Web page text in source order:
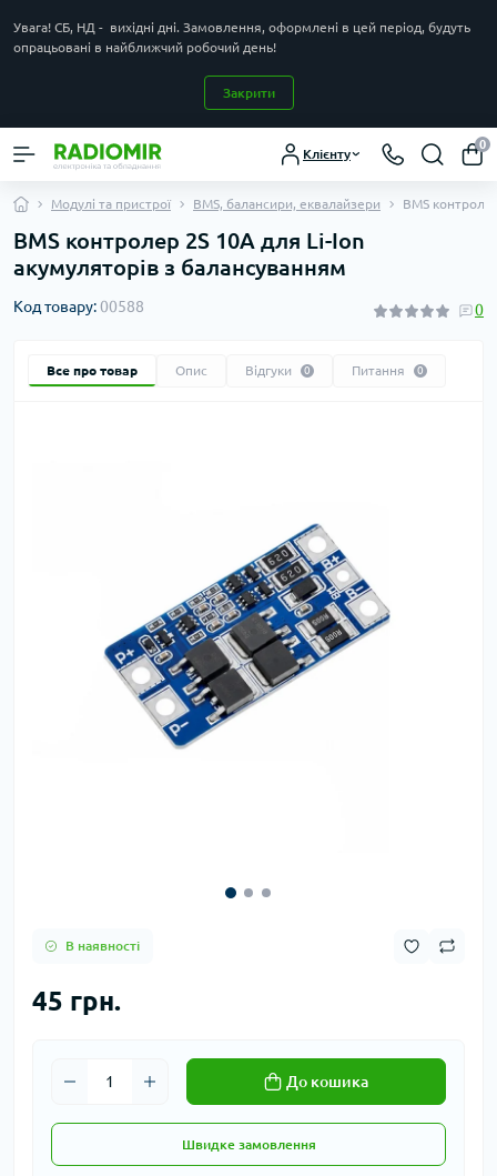
Увага! СБ, НД - вихідні дні. Замовлення, оформлені в цей період, будуть
опрацьовані в найближчий робочий день!
Закрити
Клієнту
0
Модулі та пристрої BMS, балансири, еквалайзери BMS
BMS контролер 2S 10A для Li-Ion
акумуляторів з балансуванням
Код товару:00588 0
Все про товар Опис Відгуки 0 Питання 0
В наявності
45 грн.
До кошика
Швидке замовлення